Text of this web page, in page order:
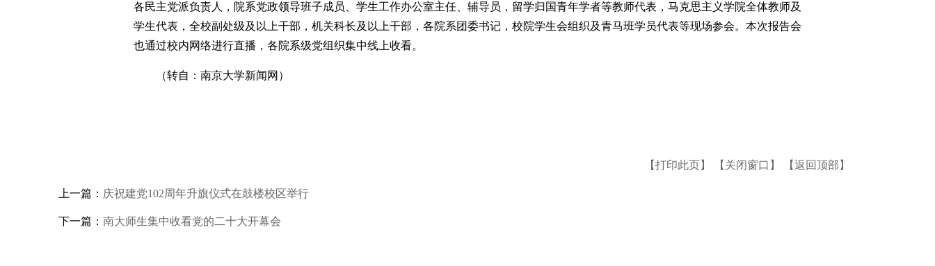
各民主党派负责人，院系党政领导班子成员、学生工作办公室主任、辅导员，留学归国青年学者等教师代表，马克思主义学院全体教师及
学生代表，全校副处级及以上干部，机关科长及以上干部，各院系团委书记，校院学生会组织及青马班学员代表等现场参会。本次报告会
也通过校内网络进行直播，各院系级党组织集中线上收看。
（转自：南京大学新闻网）
【打印此页】 【关闭窗口】 【返回顶部】
上一篇： 庆祝建党102周年升旗仪式在鼓楼校区举行
下一篇： 南大师生集中收看党的二十大开幕会